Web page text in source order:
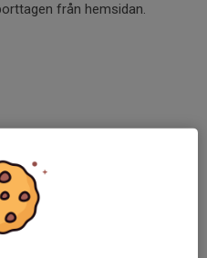
från hemsidan.